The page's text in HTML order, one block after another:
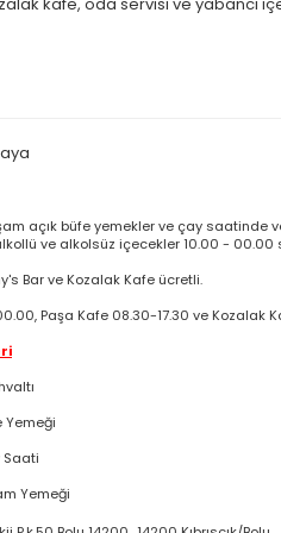
açık büfe yemekler ve çay
ve alkolsüz içecekler 10.00 - 00.00
Bar ve Kozalak Kafe ücretli.
Paşa Kafe 08.30-17.30 ve Kozalak
Yemeği
Saati
Yemeği